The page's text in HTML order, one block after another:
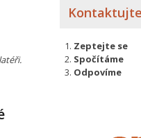
Zeptejte se
Spočítáme
Odpovíme